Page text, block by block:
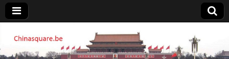
Chinasquare.be